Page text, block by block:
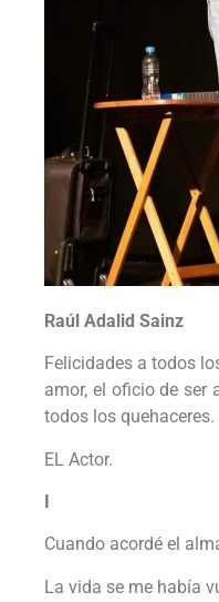
Raúl Adalid Sainz
Felicidades a todos
amor, el oficio de ser
todos los quehaceres.
EL Actor.
I
Cuando acordé el
La vida se me había